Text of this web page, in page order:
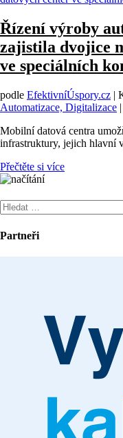
Řízení výroby
zajistila dvojice
ve speciálních
podle EfektivníÚspory.cz |
Automatizace, Digitalizace |
Mobilní datová centra
infrastruktury, jejich hlavní
Přečtěte si více
Vyhledávání
Partneři